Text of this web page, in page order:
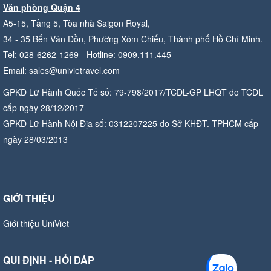
Văn phòng Quận 4
A5-15, Tầng 5, Tòa nhà Saigon Royal,
34 - 35 Bến Vân Đồn, Phường Xóm Chiếu, Thành phố Hồ Chí Minh.
Tel: 028-6262-1269 - Hotline: 0909.111.445
Email: sales@univietravel.com
GPKD Lữ Hành Quốc Tế số: 79-798/2017/TCDL-GP LHQT do TCDL
cấp ngày 28/12/2017
GPKD Lữ Hành Nội Địa số: 0312207225 do Sở KHĐT. TPHCM cấp
ngày 28/03/2013
GIỚI THIỆU
Giới thiệu UniViet
QUI ĐỊNH - HỎI ĐÁP